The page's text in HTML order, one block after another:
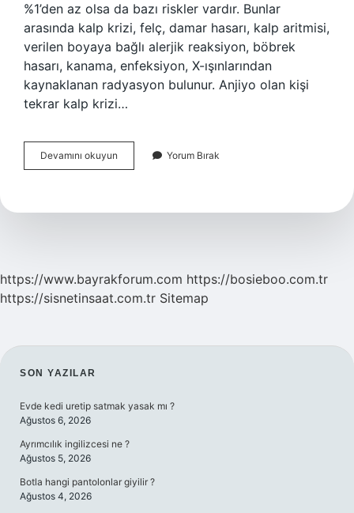
%1’den az olsa da bazı riskler vardır. Bunlar
arasında kalp krizi, felç, damar hasarı, kalp aritmisi,
verilen boyaya bağlı alerjik reaksiyon, böbrek
hasarı, kanama, enfeksiyon, X-ışınlarından
kaynaklanan radyasyon bulunur. Anjiyo olan kişi
tekrar kalp krizi…
Devamını okuyun
Sonrası
Mı
Yorum Bırak
https://www.bayrakforum.com https://bosieboo.com.tr
https://sisnetinsaat.com.tr Sitemap
SIDEBAR
SON YAZILAR
Evde kedi uretip satmak yasak mı ?
Ağustos 6, 2026
Ayrımcılık ingilizcesi ne ?
Ağustos 5, 2026
Botla hangi pantolonlar giyilir ?
Ağustos 4, 2026